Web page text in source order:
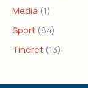
Media (1)
Sport (84)
Tineret (13)